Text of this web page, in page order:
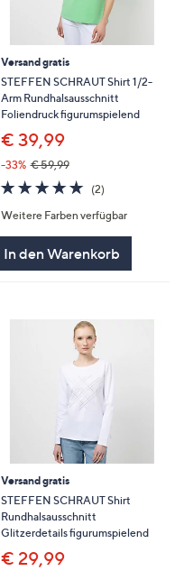
Versand gratis
STEFFEN SCHRAUT Shirt 1/2-
Arm Rundhalsausschnitt
Foliendruck figurumspielend
€ 39,99
-33% € 59,99
5.0
von
5
(2)
Weitere Farben verfügbar
In den Warenkorb
Versand gratis
STEFFEN SCHRAUT Shirt
Rundhalsausschnitt
Glitzerdetails figurumspielend
€ 29,99